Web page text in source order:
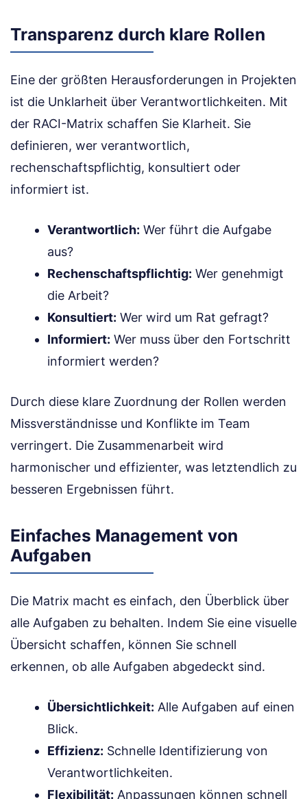
Transparenz durch klare Rollen
Eine der größten Herausforderungen in Projekten
ist die Unklarheit über Verantwortlichkeiten. Mit
der RACI-Matrix schaffen Sie Klarheit. Sie
definieren, wer verantwortlich,
rechenschaftspflichtig, konsultiert oder
informiert ist.
Verantwortlich: Wer führt die Aufgabe
aus?
Rechenschaftspflichtig: Wer genehmigt
die Arbeit?
Konsultiert: Wer wird um Rat gefragt?
Informiert: Wer muss über den Fortschritt
informiert werden?
Durch diese klare Zuordnung der Rollen werden
Missverständnisse und Konflikte im Team
verringert. Die Zusammenarbeit wird
harmonischer und effizienter, was letztendlich zu
besseren Ergebnissen führt.
Einfaches Management von
Aufgaben
Die Matrix macht es einfach, den Überblick über
alle Aufgaben zu behalten. Indem Sie eine visuelle
Übersicht schaffen, können Sie schnell
erkennen, ob alle Aufgaben abgedeckt sind.
Übersichtlichkeit: Alle Aufgaben auf einen
Blick.
Effizienz: Schnelle Identifizierung von
Verantwortlichkeiten.
Flexibilität: Anpassungen können schnell